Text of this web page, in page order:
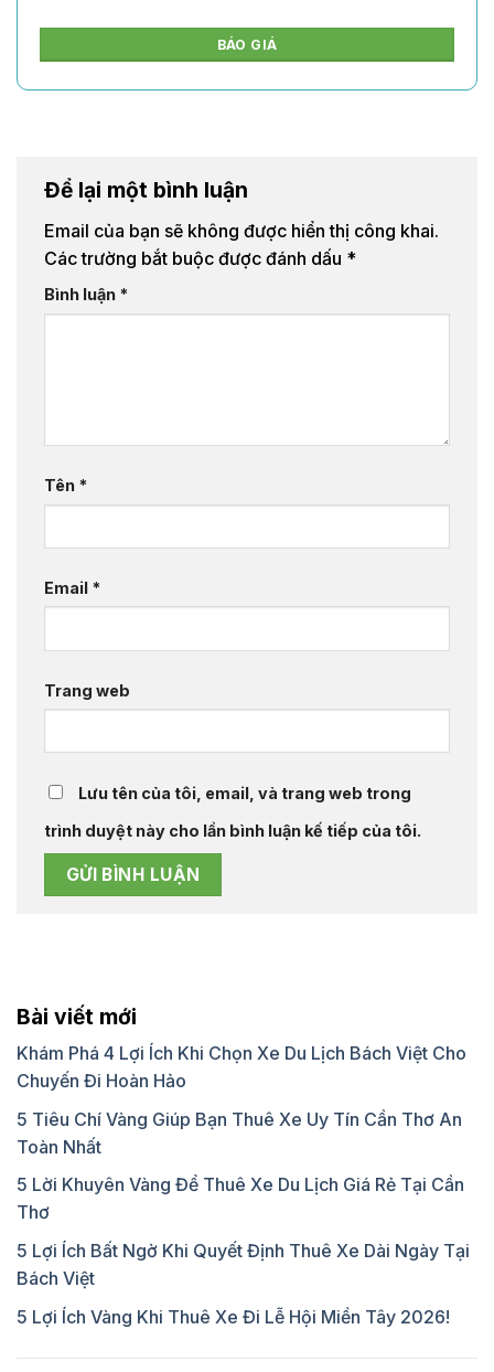
BÁO GIÁ
Để lại một bình luận
Email của bạn sẽ không được hiển thị công khai.
Các trường bắt buộc được đánh dấu *
Bình luận *
Tên *
Email *
Trang web
Lưu tên của tôi, email, và trang web trong
trình duyệt này cho lần bình luận kế tiếp của tôi.
Bài viết mới
Khám Phá 4 Lợi Ích Khi Chọn Xe Du Lịch Bách Việt Cho
Chuyến Đi Hoàn Hảo
5 Tiêu Chí Vàng Giúp Bạn Thuê Xe Uy Tín Cần Thơ An
Toàn Nhất
5 Lời Khuyên Vàng Để Thuê Xe Du Lịch Giá Rẻ Tại Cần
Thơ
5 Lợi Ích Bất Ngờ Khi Quyết Định Thuê Xe Dài Ngày Tại
Bách Việt
5 Lợi Ích Vàng Khi Thuê Xe Đi Lễ Hội Miền Tây 2026!